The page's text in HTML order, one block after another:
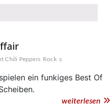
Chili Peppers Rock s
ein funkiges Best Of
weiterlesen